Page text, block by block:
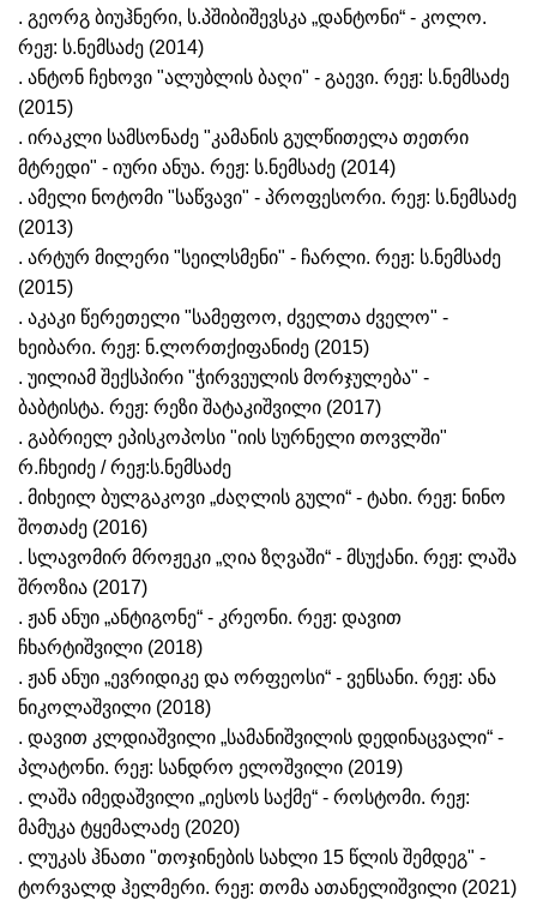
. გეორგ ბიუჰნერი, ს.პშიბიშევსკა „დანტონი“ - კოლო.
რეჟ: ს.ნემსაძე (2014)
. ანტონ ჩეხოვი "ალუბლის ბაღი" - გაევი. რეჟ: ს.ნემსაძე
(2015)
. ირაკლი სამსონაძე "კამანის გულწითელა თეთრი
მტრედი" - იური ანუა. რეჟ: ს.ნემსაძე (2014)
. ამელი ნოტომი "საწვავი" - პროფესორი. რეჟ: ს.ნემსაძე
(2013)
. არტურ მილერი "სეილსმენი" - ჩარლი. რეჟ: ს.ნემსაძე
(2015)
. აკაკი წერეთელი "სამეფოო, ძველთა ძველო" -
ხეიბარი. რეჟ: ნ.ლორთქიფანიძე (2015)
. უილიამ შექსპირი "ჭირვეულის მორჯულება" -
ბაბტისტა. რეჟ: რეზი შატაკიშვილი (2017)
. გაბრიელ ეპისკოპოსი "იის სურნელი თოვლში"
რ.ჩხეიძე / რეჟ:ს.ნემსაძე
. მიხეილ ბულგაკოვი „ძაღლის გული“ - ტახი. რეჟ: ნინო
შოთაძე (2016)
. სლავომირ მროჟეკი „ღია ზღვაში“ - მსუქანი. რეჟ: ლაშა
შროზია (2017)
. ჟან ანუი „ანტიგონე“ - კრეონი. რეჟ: დავით
ჩხარტიშვილი (2018)
. ჟან ანუი „ევრიდიკე და ორფეოსი“ - ვენსანი. რეჟ: ანა
ნიკოლაშვილი (2018)
. დავით კლდიაშვილი „სამანიშვილის დედინაცვალი“ -
პლატონი. რეჟ: სანდრო ელოშვილი (2019)
. ლაშა იმედაშვილი „იესოს საქმე“ - როსტომი. რეჟ:
მამუკა ტყემალაძე (2020)
. ლუკას ჰნათი "თოჯინების სახლი 15 წლის შემდეგ" -
ტორვალდ ჰელმერი. რეჟ: თომა ათანელიშვილი (2021)